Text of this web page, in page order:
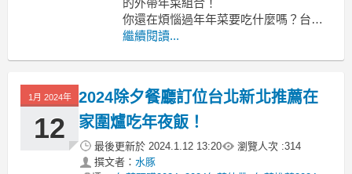
的外帶年菜組合！
你還在煩惱過年年菜要吃什麼嗎？台北
年菜 素食
配 素食年菜台中 台北素食年菜外帶
年夜飯不再是頭痛的問題囉台北年菜 素
食
繼續閱讀...
1月 2024年
12
2024除夕餐廳訂位台北新北推薦在
家圍爐吃年夜飯！
最後更新於 2024.1.12 13:20 瀏覽人次 :314
撰文者： 水豚